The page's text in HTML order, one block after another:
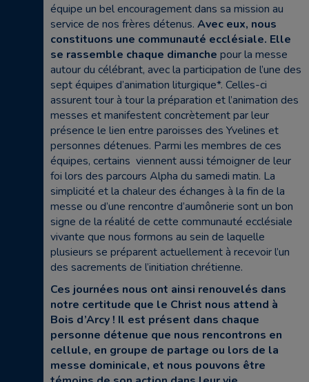
équipe un bel encouragement dans sa mission au
service de nos frères détenus. Avec eux, nous
constituons une communauté ecclésiale. Elle
se rassemble chaque dimanche pour la messe
autour du célébrant, avec la participation de l’une des
sept équipes d’animation liturgique*. Celles-ci
assurent tour à tour la préparation et l’animation des
messes et manifestent concrètement par leur
présence le lien entre paroisses des Yvelines et
personnes détenues. Parmi les membres de ces
équipes, certains viennent aussi témoigner de leur
foi lors des parcours Alpha du samedi matin. La
simplicité et la chaleur des échanges à la fin de la
messe ou d’une rencontre d’aumônerie sont un bon
signe de la réalité de cette communauté ecclésiale
vivante que nous formons au sein de laquelle
plusieurs se préparent actuellement à recevoir l’un
des sacrements de l’initiation chrétienne.
Ces journées nous ont ainsi renouvelés dans
notre certitude que le Christ nous attend à
Bois d’Arcy ! Il est présent dans chaque
personne détenue que nous rencontrons en
cellule, en groupe de partage ou lors de la
messe dominicale, et nous pouvons être